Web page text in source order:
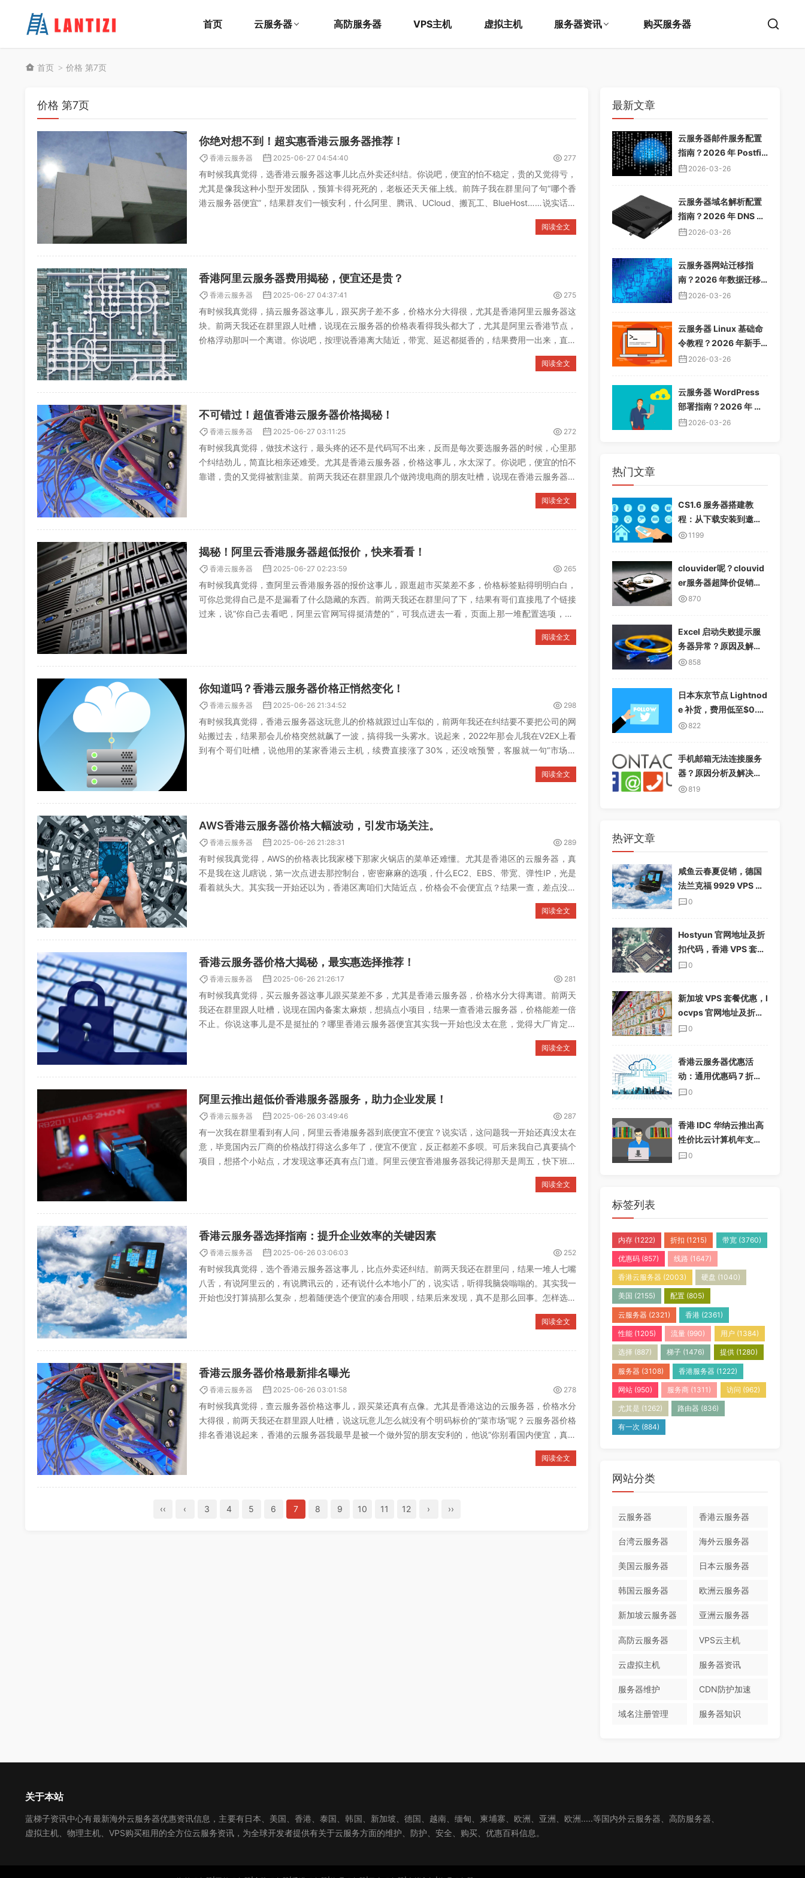
首页 云服务器 高防服务器 VPS主机 虚拟主机 服务器资讯 购买服务器
首页 > 价格 第7页
价格 第7页
你绝对想不到！超实惠香港云服务器推荐！
香港云服务器 2025-06-27 04:54:40 277
有时候我真觉得，选香港云服务器这事儿比点外卖还纠结。你说吧，便宜的怕不稳定，贵的又觉得亏，
尤其是像我这种小型开发团队，预算卡得死死的，老板还天天催上线。前阵子我在群里问了句“哪个香
港云服务器便宜”，结果群友们一顿安利，什么阿里、腾讯、UCloud、搬瓦工、BlueHost……说实话，
阅读全文
香港阿里云服务器费用揭秘，便宜还是贵？
香港云服务器 2025-06-27 04:37:41 275
有时候我真觉得，搞云服务器这事儿，跟买房子差不多，价格水分大得很，尤其是香港阿里云服务器这
块。前两天我还在群里跟人吐槽，说现在云服务器的价格表看得我头都大了，尤其是阿里云香港节点，
价格浮动那叫一个离谱。你说吧，按理说香港离大陆近，带宽、延迟都挺香的，结果费用一出来，直接
阅读全文
不可错过！超值香港云服务器价格揭秘！
香港云服务器 2025-06-27 03:11:25 272
有时候我真觉得，做技术这行，最头疼的还不是代码写不出来，反而是每次要选服务器的时候，心里那
个纠结劲儿，简直比相亲还难受。尤其是香港云服务器，价格这事儿，水太深了。你说吧，便宜的怕不
靠谱，贵的又觉得被割韭菜。前两天我还在群里跟几个做跨境电商的朋友吐槽，说现在香港云服务器市
阅读全文
揭秘！阿里云香港服务器超低报价，快来看看！
香港云服务器 2025-06-27 02:23:59 265
有时候我真觉得，查阿里云香港服务器的报价这事儿，跟逛超市买菜差不多，价格标签贴得明明白白，
可你总觉得自己是不是漏看了什么隐藏的东西。前两天我还在群里问了下，结果有哥们直接甩了个链接
过来，说“你自己去看吧，阿里云官网写得挺清楚的”，可我点进去一看，页面上那一堆配置选项，CP
阅读全文
你知道吗？香港云服务器价格正悄然变化！
香港云服务器 2025-06-26 21:34:52 298
有时候我真觉得，香港云服务器这玩意儿的价格就跟过山车似的，前两年我还在纠结要不要把公司的网
站搬过去，结果那会儿价格突然就飙了一波，搞得我一头雾水。说起来，2022年那会儿我在V2EX上看
到有个哥们吐槽，说他用的某家香港云主机，续费直接涨了30%，还没啥预警，客服就一句“市场调
阅读全文
AWS香港云服务器价格大幅波动，引发市场关注。
香港云服务器 2025-06-26 21:28:31 289
有时候我真觉得，AWS的价格表比我家楼下那家火锅店的菜单还难懂。尤其是香港区的云服务器，真
不是我在这儿瞎说，第一次点进去那控制台，密密麻麻的选项，什么EC2、EBS、带宽、弹性IP，光是
看着就头大。其实我一开始还以为，香港区离咱们大陆近点，价格会不会便宜点？结果一查，差点没把
阅读全文
香港云服务器价格大揭秘，最实惠选择推荐！
香港云服务器 2025-06-26 21:26:17 281
有时候我真觉得，买云服务器这事儿跟买菜差不多，尤其是香港云服务器，价格水分大得离谱。前两天
我还在群里跟人吐槽，说现在国内备案太麻烦，想搞点小项目，结果一查香港云服务器，价格能差一倍
不止。你说这事儿是不是挺扯的？哪里香港云服务器便宜其实我一开始也没太在意，觉得大厂肯定靠
阅读全文
阿里云推出超低价香港服务器服务，助力企业发展！
香港云服务器 2025-06-26 03:49:46 287
有一次我在群里看到有人问，阿里云香港服务器到底便宜不便宜？说实话，这问题我一开始还真没太在
意，毕竟国内云厂商的价格战打得这么多年了，便宜不便宜，反正都差不多呗。可后来我自己真要搞个
项目，想搭个小站点，才发现这事还真有点门道。阿里云便宜香港服务器我记得那天是周五，快下班的
阅读全文
香港云服务器选择指南：提升企业效率的关键因素
香港云服务器 2025-06-26 03:06:03 252
有时候我真觉得，选个香港云服务器这事儿，比点外卖还纠结。前两天我还在群里问，结果一堆人七嘴
八舌，有说阿里云的，有说腾讯云的，还有说什么本地小厂的，说实话，听得我脑袋嗡嗡的。其实我一
开始也没打算搞那么复杂，想着随便选个便宜的凑合用呗，结果后来发现，真不是那么回事。怎样选择
阅读全文
香港云服务器价格最新排名曝光
香港云服务器 2025-06-26 03:01:58 278
有时候我真觉得，查云服务器价格这事儿，跟买菜还真有点像。尤其是香港这边的云服务器，价格水分
大得很，前两天我还在群里跟人吐槽，说这玩意儿怎么就没有个明码标价的“菜市场”呢？云服务器价格
排名香港说起来，香港的云服务器我最早是被一个做外贸的朋友安利的，他说“你别看国内便宜，真要
阅读全文
‹‹ ‹ 3 4 5 6 7 8 9 10 11 12 › ››
最新文章
云服务器邮件服务配置
指南？2026 年 Postfix
邮件服务器教程，企业
2026-03-26
云服务器域名解析配置
指南？2026 年 DNS 解
析教程，域名绑定服务
2026-03-26
云服务器网站迁移指
南？2026 年数据迁移
教程，无缝切换服务器
2026-03-26
云服务器 Linux 基础命
令教程？2026 年新手
入门指南，常用命令大
2026-03-26
云服务器 WordPress
部署指南？2026 年 Wo
rdPress 安装配置教
2026-03-26
热门文章
CS1.6 服务器搭建教
程：从下载安装到邀请
好友畅玩
1199
clouvider呢？clouvid
er服务器超降价促销，1
0Gbps无限流量
870
Excel 启动失败提示服
务器异常？原因及解决
方案详解
858
日本东京节点 Lightnod
e 补货，费用低至$0.01
2/小时，支持多种支付
822
手机邮箱无法连接服务
器？原因分析及解决方
案 819
热评文章
咸鱼云春夏促销，德国
法兰克福 9929 VPS 下
单享 85%折扣，配置翻
0
Hostyun 官网地址及折
扣代码，香港 VPS 套餐
介绍
0
新加坡 VPS 套餐优惠，l
ocvps 官网地址及折扣
码分享
0
香港云服务器优惠活
动：通用优惠码 7 折，
半年付加送一个月，年
0
香港 IDC 华纳云推出高
性价比云计算机年支付
套餐，免实名免备案
0
标签列表
内存 (1222) 折扣 (1215) 带宽(3760)
优惠码 (857) 线路 (1647)
香港云服务器 (2003) 硬盘 (1040)
美国 (2155) 配置 (805)
云服务器 (2321) 香港 (2361)
性能 (1205) 流量 (990) 用户 (1384)
选择 (887) 梯子 (1476) 提供(1280)
服务器 (3108) 香港服务器 (1222)
网站 (950) 服务商 (1311) 访问 (962)
尤其是 (1262) 路由器 (836)
有一次 (884)
网站分类
云服务器 香港云服务器
台湾云服务器 海外云服务器
美国云服务器 日本云服务器
韩国云服务器 欧洲云服务器
新加坡云服务器 亚洲云服务器
高防云服务器 VPS云主机
云虚拟主机 服务器资讯
服务器维护 CDN防护加速
域名注册管理 服务器知识
关于本站
蓝梯子资讯中心有最新海外云服务器优惠资讯信息，主要有日本、美国、香港、泰国、韩国、新加坡、德国、越南、缅甸、柬埔寨、欧洲、亚洲、欧洲.....等国内外云服务器、高防服务器、
虚拟主机、物理主机、VPS购买租用的全方位云服务资讯，为全球开发者提供有关于云服务方面的维护、防护、安全、购买、优惠百科信息。